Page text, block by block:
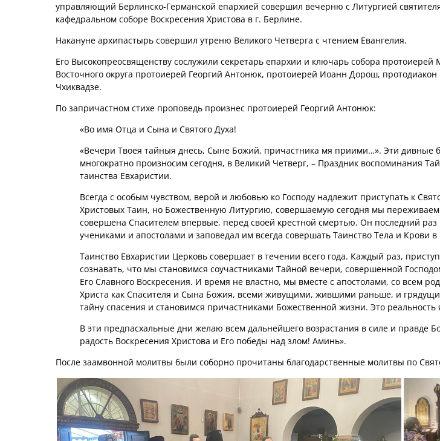
управляющий Берлинско-Германской епархией совершил вечерню с Литургией
кафедральном соборе Воскресения Христова в г. Берлине.
Накануне архипастырь совершил утреню Великого Четверга с чтением Евангелия.
Его Высокопреосвященству сослужили секретарь епархии и ключарь собора
Восточного округа протоиерей Георгий Антонюк, протоиерей Иоанн Дорош,
Чхиквадзе.
По запричастном стихе проповедь произнес протоиерей Георгий Антонюк:
«Во имя Отца и Сына и Святого Духа!
«Вечери Твоея тайныя днесь, Сыне Божий, причастника мя приими…». Эти дивные
многократно произносим сегодня, в Великий Четверг, – Праздник воспоминания
таинства Евхаристии.
Всегда с особым чувством, верой и любовью ко Господу надлежит приступать к
Христовых Таин, но Божественную Литургию, совершаемую сегодня мы
совершена Спасителем впервые, перед своей крестной смертью. Он последний раз
учениками и апостолами и заповедал им всегда совершать Таинство Тела и Крови
Таинство Евхаристии Церковь совершает в течении всего года. Каждый раз,
сознавать, что мы становимся соучастниками Тайной вечери, совершенной
Его Славного Воскресения. И время не властно, мы вместе с апостолами, со всем
Христа как Спасителя и Сына Божия, всеми живущими, жившими раньше, и
тайну спасения и становимся причастниками Божественной жизни. Это реальность
В эти предпасхальные дни желаю всем дальнейшего возрастания в силе и правде
радость Воскресения Христова и Его победы над злом! Аминь».
После заамвонной молитвы были соборно прочитаны благодарственные молитвы по